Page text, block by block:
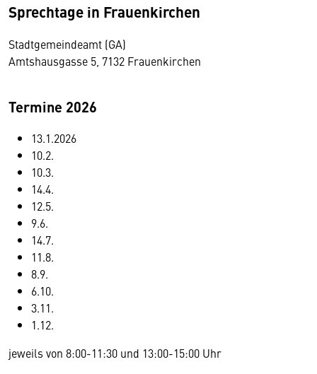
Sprechtage in Frauenkirchen
Stadtgemeindeamt (GA)
Amtshausgasse 5, 7132 Frauenkirchen
Termine 2026
13.1.2026
10.2.
10.3.
14.4.
12.5.
9.6.
14.7.
11.8.
8.9.
6.10.
3.11.
1.12.
jeweils von 8:00-11:30 und 13:00-15:00 Uhr